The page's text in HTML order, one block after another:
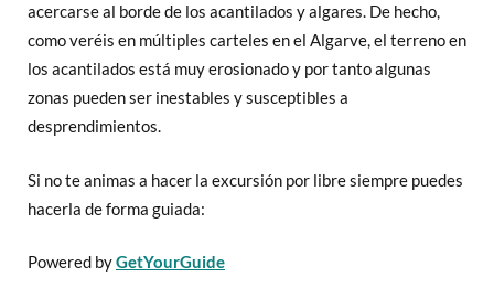
acercarse al borde de los acantilados y algares. De hecho,
como veréis en múltiples carteles en el Algarve, el terreno en
los acantilados está muy erosionado y por tanto algunas
zonas pueden ser inestables y susceptibles a
desprendimientos.
Si no te animas a hacer la excursión por libre siempre puedes
hacerla de forma guiada:
Powered byGetYourGuide